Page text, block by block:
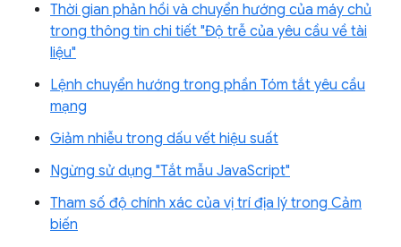
Thời gian phản hồi và chuyển hướng của máy chủ
trong thông tin chi tiết "Độ trễ của yêu cầu về tài
liệu"
Lệnh chuyển hướng trong phần Tóm tắt yêu cầu
mạng
Giảm nhiễu trong dấu vết hiệu suất
Ngừng sử dụng "Tắt mẫu JavaScript"
Tham số độ chính xác của vị trí địa lý trong Cảm
biến